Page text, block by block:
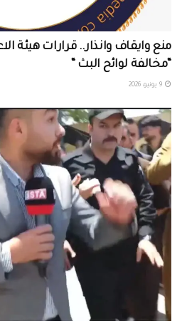
منع وايقاف وانذار.. قرارات هيئة
“مخالفة لوائح البث “